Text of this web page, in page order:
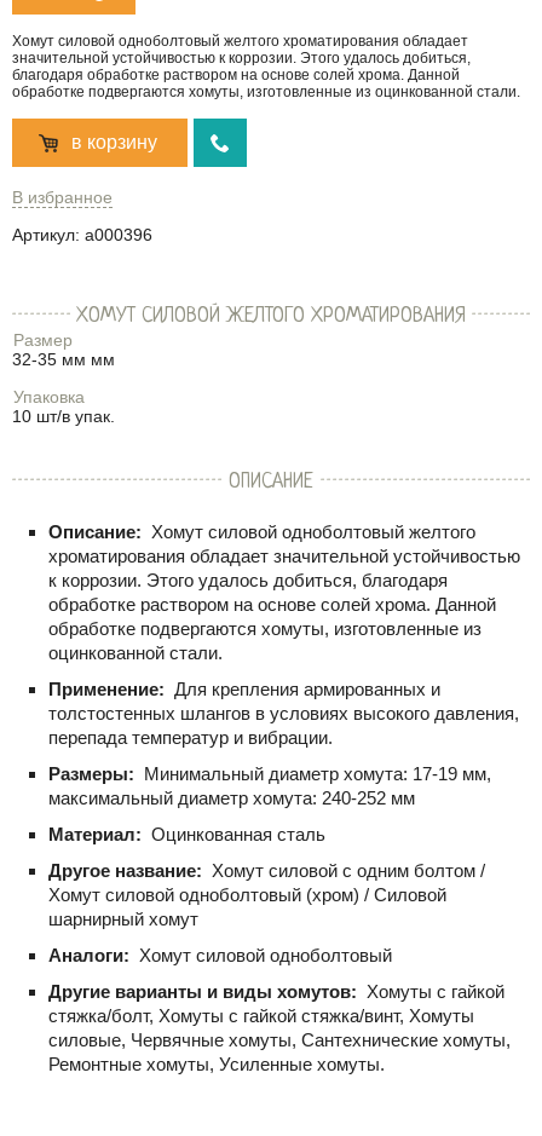
Хомут силовой одноболтовый желтого хроматирования обладает
значительной устойчивостью к коррозии. Этого удалось добиться,
благодаря обработке раствором на основе солей хрома. Данной
обработке подвергаются хомуты, изготовленные из оцинкованной стали.
в корзину
В избранное
Артикул: a000396
ХОМУТ СИЛОВОЙ ЖЕЛТОГО ХРОМАТИРОВАНИЯ
Размер
32-35 мм мм
Упаковка
10 шт/в упак.
ОПИСАНИЕ
Описание: Хомут силовой одноболтовый желтого
хроматирования обладает значительной устойчивостью
к коррозии. Этого удалось добиться, благодаря
обработке раствором на основе солей хрома. Данной
обработке подвергаются хомуты, изготовленные из
оцинкованной стали.
Применение: Для крепления армированных и
толстостенных шлангов в условиях высокого давления,
перепада температур и вибрации.
Размеры: Минимальный диаметр хомута: 17-19 мм,
максимальный диаметр хомута: 240-252 мм
Материал: Оцинкованная сталь
Другое название: Хомут силовой с одним болтом /
Хомут силовой одноболтовый (хром) / Силовой
шарнирный хомут
Аналоги: Хомут силовой одноболтовый
Другие варианты и виды хомутов: Хомуты с гайкой
стяжка/болт, Хомуты с гайкой стяжка/винт, Хомуты
силовые, Червячные хомуты, Сантехнические хомуты,
Ремонтные хомуты, Усиленные хомуты.